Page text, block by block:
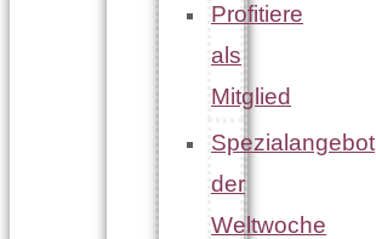
Profitiere
als
Mitglied
Spezialangebot
der
Weltwoche